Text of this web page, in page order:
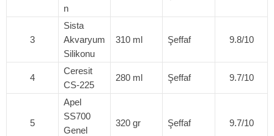
n
3
Sista
Akvaryum
Silikonu
310 ml Şeffaf 9.8/10
4
Ceresit
CS-225
280 ml Şeffaf 9.7/10
5
Apel
SS700
Genel
320 gr Şeffaf 9.7/10